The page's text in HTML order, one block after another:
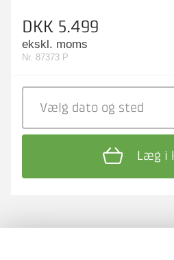
DKK 5.499
ekskl. moms
Nr. 87373 P
Vælg dato og sted
Læg i